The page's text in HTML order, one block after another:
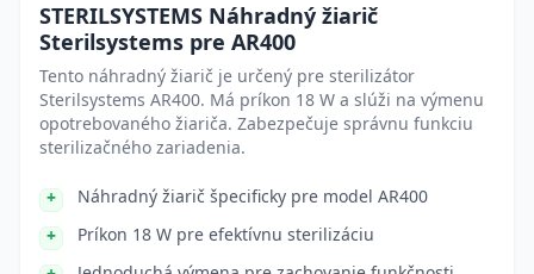
STERILSYSTEMS Náhradný žiarič
Sterilsystems pre AR400
Tento náhradný žiarič je určený pre sterilizátor
Sterilsystems AR400. Má príkon 18 W a slúži na výmenu
opotrebovaného žiariča. Zabezpečuje správnu funkciu
sterilizačného zariadenia.
Náhradný žiarič špecificky pre model AR400
Príkon 18 W pre efektívnu sterilizáciu